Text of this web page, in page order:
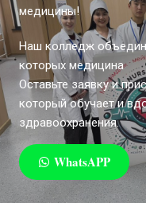
медицины!
Наш колледж
которых медицина
Оставьте заявку и
который обучает и
здравоохранения.
WhatsAPP